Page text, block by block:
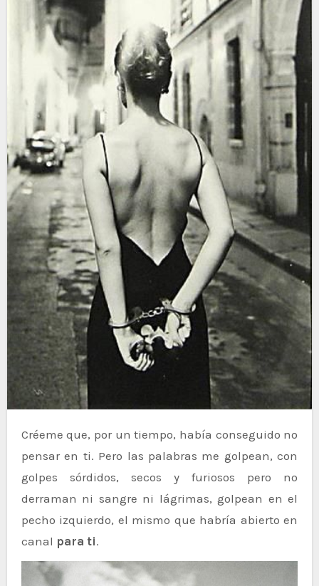
Créeme que, por un tiempo, había conseguido no
pensar en ti. Pero las palabras me golpean, con
golpes sórdidos, secos y furiosos pero no
derraman ni sangre ni lágrimas, golpean en el
pecho izquierdo, el mismo que habría abierto en
canal para ti.